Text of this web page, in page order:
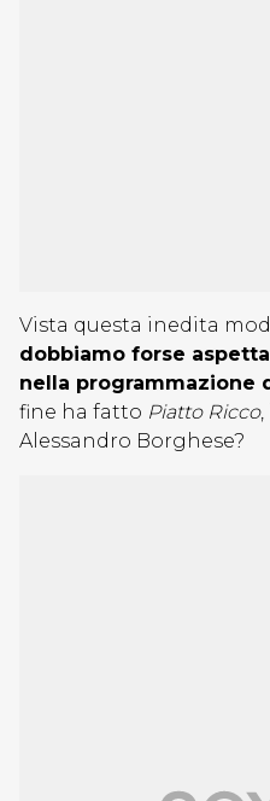
Vista questa inedita
dobbiamo forse
nella programmazione
fine ha fatto Piatto Ricco
Alessandro Borghese?